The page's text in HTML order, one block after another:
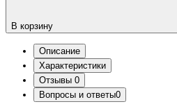
В корзину
Описание
Характеристики
Отзывы 0
Вопросы и ответы0